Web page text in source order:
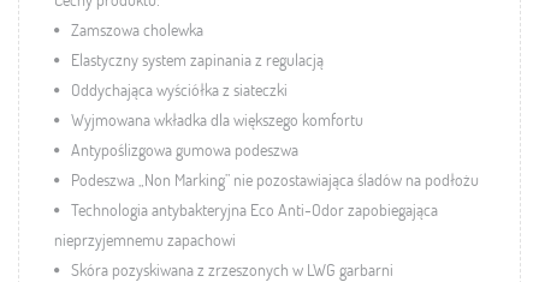
Zamszowa cholewka
Elastyczny system zapinania z regulacją
Oddychająca wyściółka z siateczki
Wyjmowana wkładka dla większego komfortu
Antypoślizgowa gumowa podeszwa
Podeszwa „Non Marking” nie pozostawiająca śladów na podłożu
Technologia antybakteryjna Eco Anti-Odor zapobiegająca
nieprzyjemnemu zapachowi
Skóra pozyskiwana z zrzeszonych w LWG garbarni